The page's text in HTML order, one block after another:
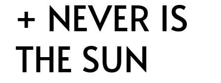
+ NEVER IS
THE SUN